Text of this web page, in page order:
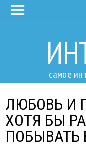
самое
ЛЮБОВЬ И
ХОТЯ БЫ
ПОБЫВАТЬ